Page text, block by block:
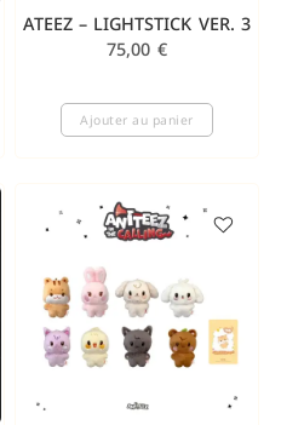
ATEEZ – LIGHTSTICK VER. 3
75,00 €
Ajouter au panier